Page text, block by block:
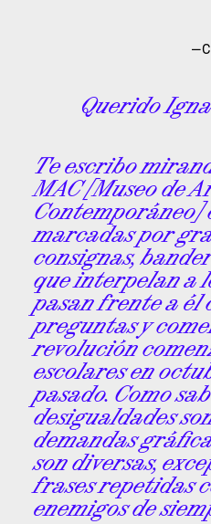
Querido
Te escribo
MAC [Museo de
Contemporáneo]
marcadas por
consignas,
que interpelan a
pasan frente a él
preguntas y
revolución
escolares en
pasado. Como
desigualdades
demandas
son diversas,
frases repetidas
enemigos de